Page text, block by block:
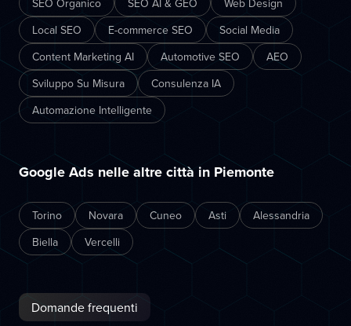
SEO Organico SEO AI & GEO
Web Design
Local SEO
E-commerce SEO
Social Media
Content Marketing AI
Automotive SEO
AEO
Sviluppo Su Misura
Consulenza IA
Automazione Intelligente
Google Ads nelle altre città in Piemonte
Torino Novara Cuneo Asti
Alessandria
Biella
Vercelli
Domande frequenti